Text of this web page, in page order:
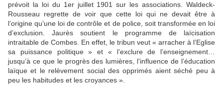
prévoit la loi du 1er juillet 1901 sur les associations. Waldeck-
Rousseau regrette de voir que cette loi qui ne devait être à
l’origine qu’une loi de contrôle et de police, soit transformée en loi
d’exclusion. Jaurès soutient le programme de laïcisation
intraitable de Combes. En effet, le tribun veut « arracher à l’Eglise
sa puissance politique » et « l’exclure de l’enseignement…
jusqu’à ce que le progrès des lumières, l’influence de l’éducation
laïque et le relèvement social des opprimés aient séché peu à
peu les habitudes et les croyances ».